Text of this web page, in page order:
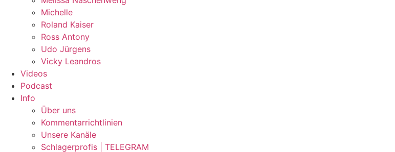
Michelle
Roland Kaiser
Ross Antony
Udo Jürgens
Vicky Leandros
Videos
Podcast
Info
Über uns
Kommentarrichtlinien
Unsere Kanäle
Schlagerprofis | TELEGRAM